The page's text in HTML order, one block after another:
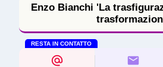
Enzo Bianchi 'La
RESTA IN CONTATTO